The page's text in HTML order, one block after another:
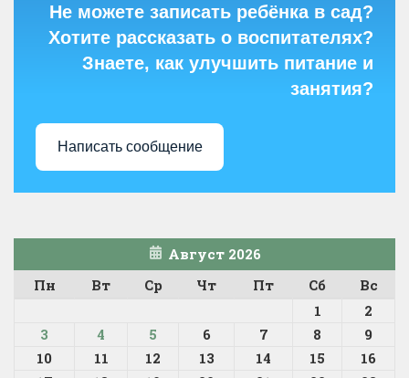
Не можете записать ребёнка в сад?
Хотите рассказать о воспитателях?
Знаете, как улучшить питание и
занятия?
Написать сообщение
Август 2026
Пн
Вт Ср Чт Пт Сб
Вс
1
2
3
4 5 6 7 8
9
10
11 12 13 14 15
16